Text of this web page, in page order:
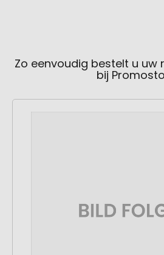
Zo eenvoudig bestelt u
bij